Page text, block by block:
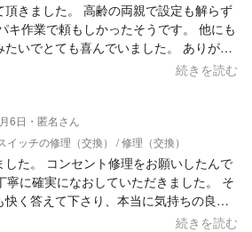
きました。 高齢の両親で設定も解らず
キ作業で頼もしかったそうです。 他にも
いでとても喜んでいました。 ありがと
続きを読む
6日・匿名さん
ッチの修理（交換） / 修理（交換）
た。 コンセント修理をお願いしたんで
寧に確実になおしていただきました。 そ
く答えて下さり、本当に気持ちの良い
機会あればお願いしたいと思います。
続きを読む